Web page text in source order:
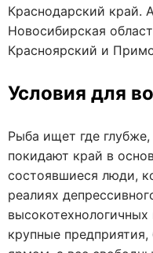
Краснодарский край.
Новосибирская
Красноярский и
Условия для
Рыба ищет где
покидают край в
состоявшиеся люди,
реалиях
крупные